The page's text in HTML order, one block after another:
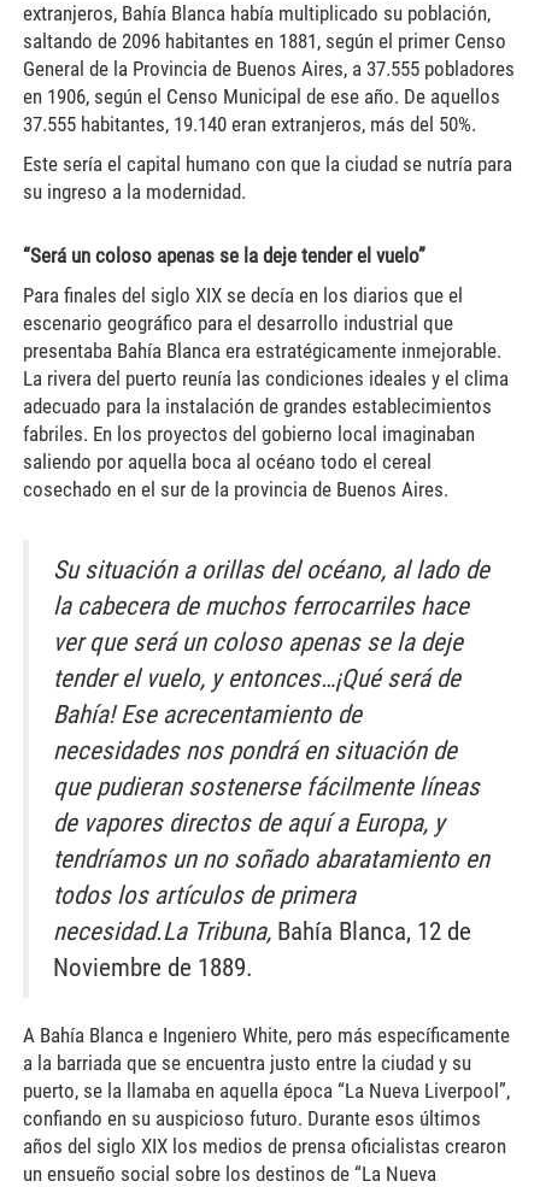
extranjeros, Bahía Blanca había multiplicado su población,
saltando de 2096 habitantes en 1881, según el primer Censo
General de la Provincia de Buenos Aires, a 37.555 pobladores
en 1906, según el Censo Municipal de ese año. De aquellos
37.555 habitantes, 19.140 eran extranjeros, más del 50%.
Este sería el capital humano con que la ciudad se nutría para
su ingreso a la modernidad.
“Será un coloso apenas se la deje tender el vuelo”
Para finales del siglo XIX se decía en los diarios que el
escenario geográfico para el desarrollo industrial que
presentaba Bahía Blanca era estratégicamente inmejorable.
La rivera del puerto reunía las condiciones ideales y el clima
adecuado para la instalación de grandes establecimientos
fabriles. En los proyectos del gobierno local imaginaban
saliendo por aquella boca al océano todo el cereal
cosechado en el sur de la provincia de Buenos Aires.
Su situación a orillas del océano, al lado de
la cabecera de muchos ferrocarriles hace
ver que será un coloso apenas se la deje
tender el vuelo, y entonces…¡Qué será de
Bahía! Ese acrecentamiento de
necesidades nos pondrá en situación de
que pudieran sostenerse fácilmente líneas
de vapores directos de aquí a Europa, y
tendríamos un no soñado abaratamiento en
todos los artículos de primera
necesidad.La Tribuna, Bahía Blanca, 12 de
Noviembre de 1889.
A Bahía Blanca e Ingeniero White, pero más específicamente
a la barriada que se encuentra justo entre la ciudad y su
puerto, se la llamaba en aquella época “La Nueva Liverpool”,
confiando en su auspicioso futuro. Durante esos últimos
años del siglo XIX los medios de prensa oficialistas crearon
un ensueño social sobre los destinos de “La Nueva